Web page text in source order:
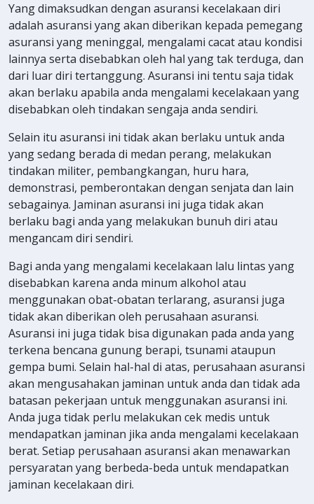
Yang dimaksudkan dengan asuransi kecelakaan diri
adalah asuransi yang akan diberikan kepada pemegang
asuransi yang meninggal, mengalami cacat atau kondisi
lainnya serta disebabkan oleh hal yang tak terduga, dan
dari luar diri tertanggung. Asuransi ini tentu saja tidak
akan berlaku apabila anda mengalami kecelakaan yang
disebabkan oleh tindakan sengaja anda sendiri.
Selain itu asuransi ini tidak akan berlaku untuk anda
yang sedang berada di medan perang, melakukan
tindakan militer, pembangkangan, huru hara,
demonstrasi, pemberontakan dengan senjata dan lain
sebagainya. Jaminan asuransi ini juga tidak akan
berlaku bagi anda yang melakukan bunuh diri atau
mengancam diri sendiri.
Bagi anda yang mengalami kecelakaan lalu lintas yang
disebabkan karena anda minum alkohol atau
menggunakan obat-obatan terlarang, asuransi juga
tidak akan diberikan oleh perusahaan asuransi.
Asuransi ini juga tidak bisa digunakan pada anda yang
terkena bencana gunung berapi, tsunami ataupun
gempa bumi. Selain hal-hal di atas, perusahaan asuransi
akan mengusahakan jaminan untuk anda dan tidak ada
batasan pekerjaan untuk menggunakan asuransi ini.
Anda juga tidak perlu melakukan cek medis untuk
mendapatkan jaminan jika anda mengalami kecelakaan
berat. Setiap perusahaan asuransi akan menawarkan
persyaratan yang berbeda-beda untuk mendapatkan
jaminan kecelakaan diri.